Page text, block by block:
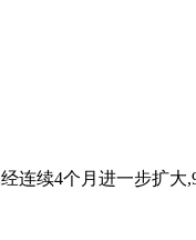
连续4个月进一步扩大